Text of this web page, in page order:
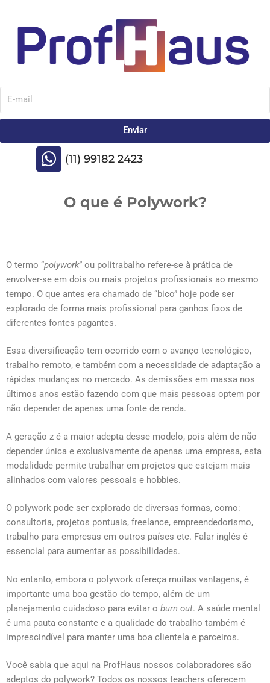
Enviar
(11) 99182 2423
O que é Polywork?
O termo “polywork” ou politrabalho refere-se à prática de
envolver-se em dois ou mais projetos profissionais ao mesmo
tempo. O que antes era chamado de “bico” hoje pode ser
explorado de forma mais profissional para ganhos fixos de
diferentes fontes pagantes.
Essa diversificação tem ocorrido com o avanço tecnológico,
trabalho remoto, e também com a necessidade de adaptação a
rápidas mudanças no mercado. As demissões em massa nos
últimos anos estão fazendo com que mais pessoas optem por
não depender de apenas uma fonte de renda.
A geração z é a maior adepta desse modelo, pois além de não
depender única e exclusivamente de apenas uma empresa, esta
modalidade permite trabalhar em projetos que estejam mais
alinhados com valores pessoais e hobbies.
O polywork pode ser explorado de diversas formas, como:
consultoria, projetos pontuais, freelance, empreendedorismo,
trabalho para empresas em outros países etc. Falar inglês é
essencial para aumentar as possibilidades.
No entanto, embora o polywork ofereça muitas vantagens, é
importante uma boa gestão do tempo, além de um
planejamento cuidadoso para evitar o burn out. A saúde mental
é uma pauta constante e a qualidade do trabalho também é
imprescindível para manter uma boa clientela e parceiros.
Você sabia que aqui na ProfHaus nossos colaboradores são
adeptos do polywork? Todos os nossos teachers oferecem